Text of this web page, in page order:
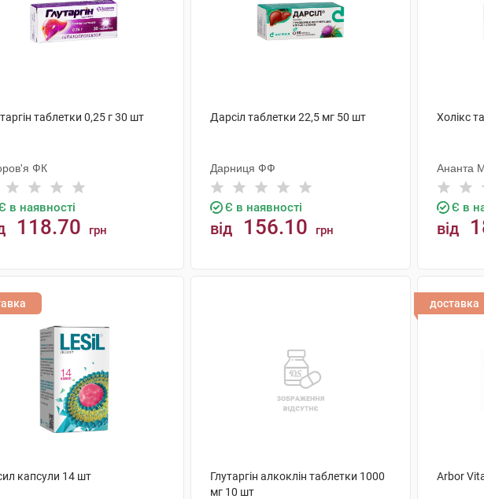
таблетки 0,25 г 30 шт
ФК
в наявності
118.70 грн
Дарсіл таблетки 22,5 мг 50 шт
Дарниця ФФ
Є в наявності
від 156.10 грн
Холікс
Ананта
Є в
від
капсули 14 шт
Глутаргiн алкоклiн таблетки 1000
мг 10 шт
доставка
Arbor